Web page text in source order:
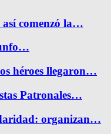
comenzó la…
héroes llegaron…
Patronales…
organizan…